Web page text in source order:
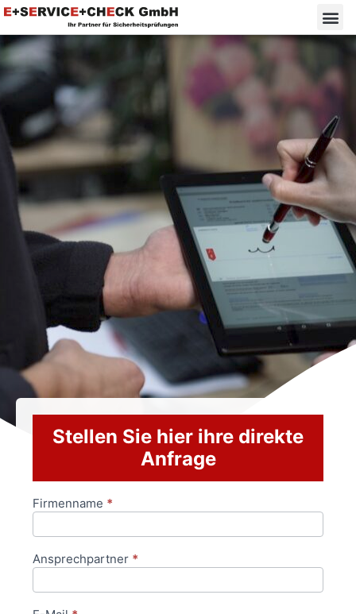
Stellen Sie hier ihre direkte
Anfrage
Anfrageformular
Firmenname *
Ansprechpartner *